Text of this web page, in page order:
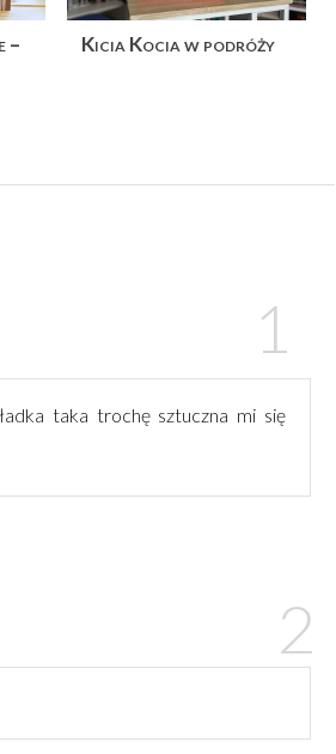
–
Kicia Kocia w podróży
taka trochę sztuczna mi się